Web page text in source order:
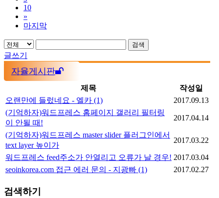
10
»
마지막
검색
글쓰기
자율게시판
제목
작성일
오랜만에 들렀네요 - 엘카 (1)
2017.09.13
(기억하자)워드프레스 홈페이지 갤러리 필터링
이 안될 때!
2017.04.14
(기억하자)워드프레스 master slider 플러그인에서
text layer 높이가
2017.03.22
워드프레스 feed주소가 안열리고 오류가 날 경우! 2017.03.04
seoinkorea.com 접근 에러 문의 - 지광빠 (1) 2017.02.27
검색하기